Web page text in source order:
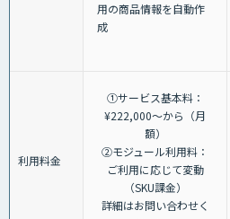
用の商品情報を自動作
成
利用料金
①サービス基本料：
¥222,000～から（月
額）
②モジュール利用料：
ご利用に応じて変動
（SKU課金）
詳細はお問い合わせく